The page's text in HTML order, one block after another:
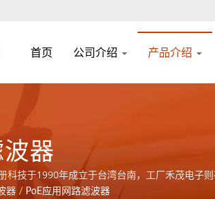
首页 公司介绍 产品介绍
器
科技于1990年成立于台湾台南，工厂禾茂电
器 / PoE应用网路滤波器